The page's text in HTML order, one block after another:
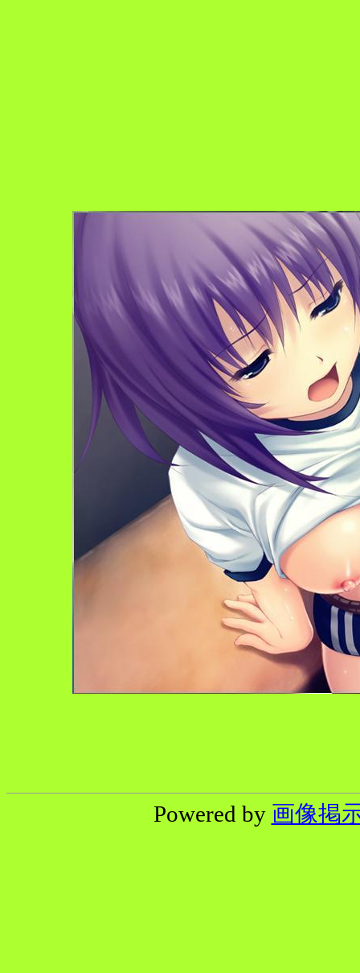
Powered by 画像掲